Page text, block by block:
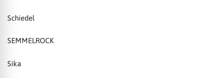
Schiedel
SEMMELROCK
Sika